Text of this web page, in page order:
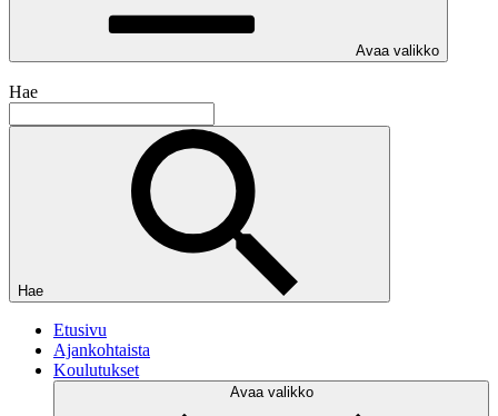
Avaa valikko
Hae
Hae
Etusivu
Ajankohtaista
Koulutukset
Avaa valikko